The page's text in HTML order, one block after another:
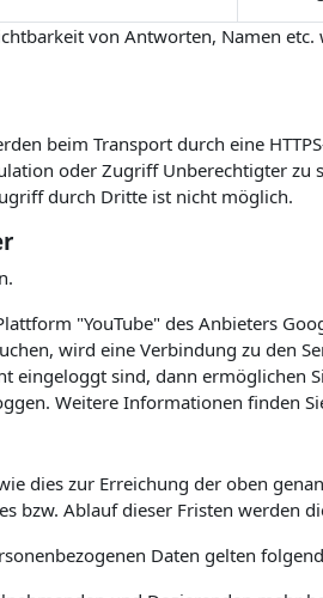
von Antworten, Namen
beim Transport durch eine
oder Zugriff Unberechtigter
durch Dritte ist nicht möglich.
"YouTube" des Anbieters
wird eine Verbindung zu den
eingeloggt sind, dann
Weitere Informationen finden
dies zur Erreichung der oben
bzw. Ablauf dieser Fristen werden
Daten gelten